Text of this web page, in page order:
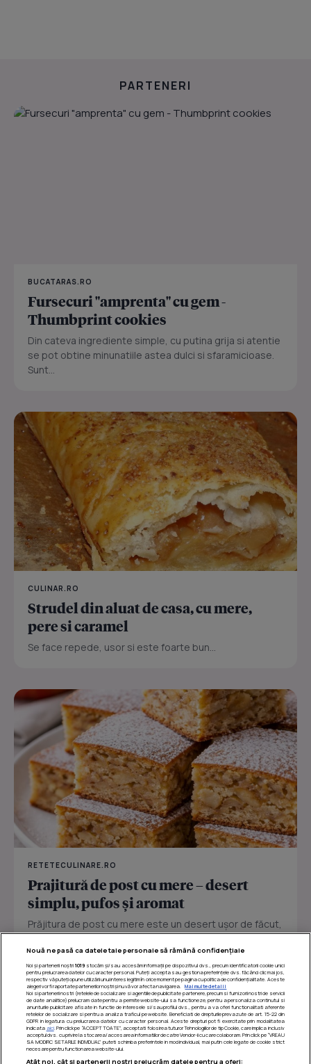
PARTENERI
BUCATARAS.RO
Fursecuri "amprenta" cu gem -
Thumbprint cookies
Din cateva ingrediente simple, cu putina grija si atentie
se pot obtine minunatiile astea dulci si sfaramicioase.
Sunt...
CULINAR.RO
Strudel din aluat de casa, cu mere,
pere si caramel
Se face repede, usor si este foarte bun...
RETETECULINARE.RO
Prajitură de post cu mere – desert
simplu, pufos și aromat
Prăjitura de post cu mere este un desert ușor de făcut,
sau...
Nouă ne pasă ca datele tale personale să rămână confidențiale
Noi și partenerii noștri 1019stocăm și/sau accesăm informații pe dispozitivul dvs., precum identificatorii cookie unici
pentru prelucrarea datelor cu caracter personal. Puteți accepta sau gestiona preferințele dvs. făcând clic mai jos,
respectiv vă puteți opune utilizării unui interes legitim în orice moment pe pagina cu politica de confidențialitate. Aceste
alegeri vor fi raportate partenerilor noștri și nu vă vor afecta navigarea.
Mai multe detalii
Noi si partenerii nostri (retelele de socializare si agentiile de publicitate partenere, precum si furnizorii nostri de servicii
de date analitice) prelucram date pentru a permite website-ului sa functioneze, pentru a personaliza continutul si
anunturile publicitare afisate in functie de interesele si/sau profilul dvs., pentru a va oferi functionalitati aferente
retelelor de socializare si pentru a analiza traficul pe website. Beneficiati de drepturile prevazute de art. 15-22 din
GDPR in legatura cu prelucrarea datelor cu caracter personal. Aceste drepturi pot fi exercitate prin modalitatea
indicata aici. Prin click pe “ACCEPT TOATE”, acceptati folosirea tuturor Tehnologiilor de tip Cookie, care implica inclusiv
acceptul dvs. cu privire la stocarea/accesarea informatiilor de catre Vendor-ii cu care colaboram. Prin click pe “VREAU
SA MODIFIC SETARILE INDIVIDUAL” puteti schimba preferintele in mod individual, mai putin cele legate de cookie strict
necesare pentru functionarea website-ului.
Atât noi, cât și partenerii noștri prelucrăm datele pentru a oferi: